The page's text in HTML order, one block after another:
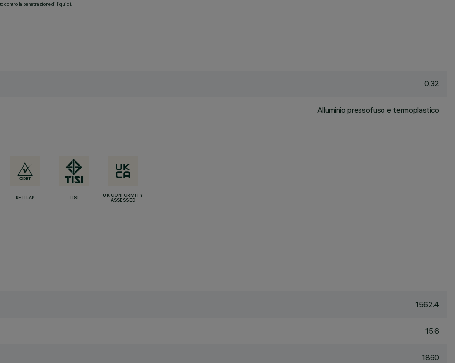
contro la penetrazione di liquidi.
0.32
Alluminio pressofuso e termoplastico
RETILAP TISI
UK CONFORMITY
ASSESSED
1562.4
15.6
1860